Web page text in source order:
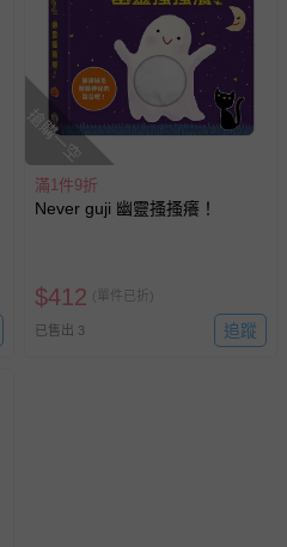
搶購一空
滿1件9折
Never guji 幽靈搔搔癢！
$412 (單件已折)
已售出 3 追蹤